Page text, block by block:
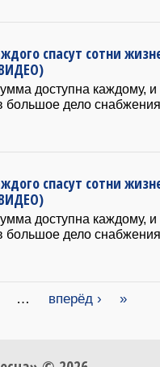
спасут сотни
доступна каждому, и
дело
спасут сотни
доступна каждому, и
дело
… вперёд › »